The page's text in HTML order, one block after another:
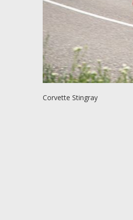
Corvette Stingray